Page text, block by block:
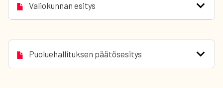
Valiokunnan esitys
Puoluehallituksen päätösesitys